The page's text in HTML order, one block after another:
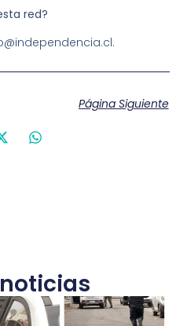
red?
Página Siguiente